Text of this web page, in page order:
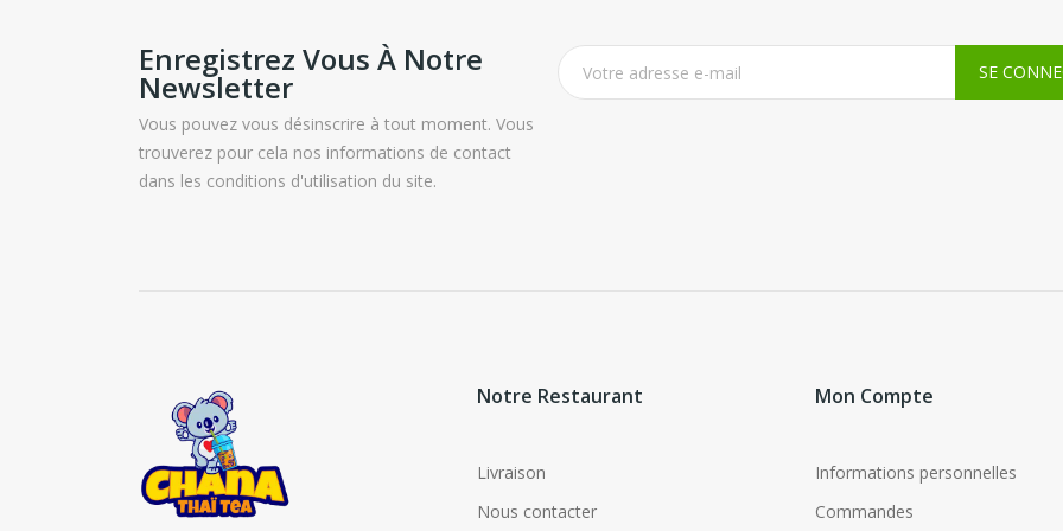
Enregistrez Vous À Notre
Newsletter
Vous pouvez vous désinscrire à tout moment. Vous
trouverez pour cela nos informations de contact
dans les conditions d'utilisation du site.
Notre Restaurant
Livraison
Nous contacter
Mon Compte
Informations personnelles
Commandes